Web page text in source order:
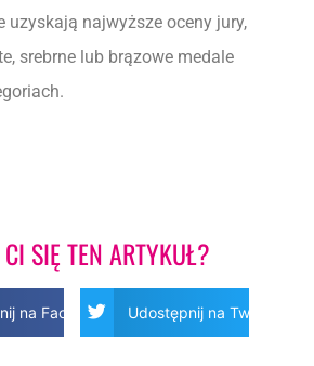
uzyskają najwyższe oceny jury,
srebrne lub brązowe medale
SIĘ TEN ARTYKUŁ?
na Facebook Udostępnij na Twitter